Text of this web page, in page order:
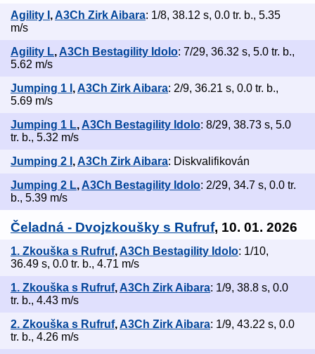
Agility I ,A3Ch Zirk Aibara: 1/8, 38.12 s, 0.0 tr. b., 5.35
m/s
Agility L, A3Ch Bestagility Idolo: 7/29, 36.32 s, 5.0 tr. b.,
5.62 m/s
Jumping 1 I ,A3Ch Zirk Aibara: 2/9, 36.21 s, 0.0 tr. b.,
5.69 m/s
Jumping 1 L, A3Ch Bestagility Idolo: 8/29, 38.73 s, 5.0
tr. b., 5.32 m/s
Jumping 2 I ,A3Ch Zirk Aibara: Diskvalifikován
Jumping 2 L, A3Ch Bestagility Idolo: 2/29, 34.7 s, 0.0 tr.
b., 5.39 m/s
Čeladná - Dvojzkoušky s Rufruf, 10. 01. 2026
1. Zkouška s Rufruf,A3Ch Bestagility Idolo: 1/10,
36.49 s, 0.0 tr. b., 4.71 m/s
1. Zkouška s Rufruf, A3Ch Zirk Aibara: 1/9, 38.8 s, 0.0
tr. b., 4.43 m/s
2. Zkouška s Rufruf,A3Ch Zirk Aibara: 1/9, 43.22 s, 0.0
tr. b., 4.26 m/s